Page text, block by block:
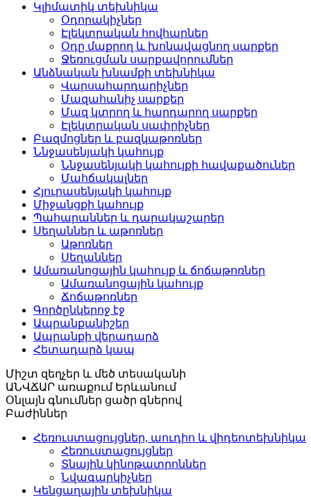
Կլիմատիկ տեխնիկա
Օդորակիչներ
Էլեկտրական հովհարներ
Օդը մաքրող և խոնավացնող սարքեր
Ջեռուցման սարքավորումներ
Անձնական խնամքի տեխնիկա
Վարսահարդարիչներ
Մազահանիչ սարքեր
Մազ կտրող և հարդարող սարքեր
Էլեկտրական սափրիչներ
Բազմոցներ և բազկաթոռներ
Ննջասենյակի կահույք
Ննջասենյակի կահույքի հավաքածուներ
Մահճակալներ
Հյուրասենյակի կահույք
Միջանցքի կահույք
Պահարաններ և դարակաշարեր
Սեղաններ և աթոռներ
Աթոռներ
Սեղաններ
Ամառանոցային կահույք և ճոճաթոռներ
Ամառանոցային կահույք
Ճոճաթոռներ
Գործընկերոջ էջ
Ապրանքանիշեր
Ապրանքի վերադարձ
Հետադարձ կապ
Միշտ զեղչեր և մեծ տեսականի
ԱՆՎՃԱՐ առաքումԵրևանում
Օնլայն գնումներ ցածր գներով
Բաժիններ
Հեռուստացույցներ, աուդիո և վիդեոտեխնիկա
Հեռուստացույցներ
Տնային կինոթատրոններ
Նվագարկիչներ
Կենցաղային տեխնիկա